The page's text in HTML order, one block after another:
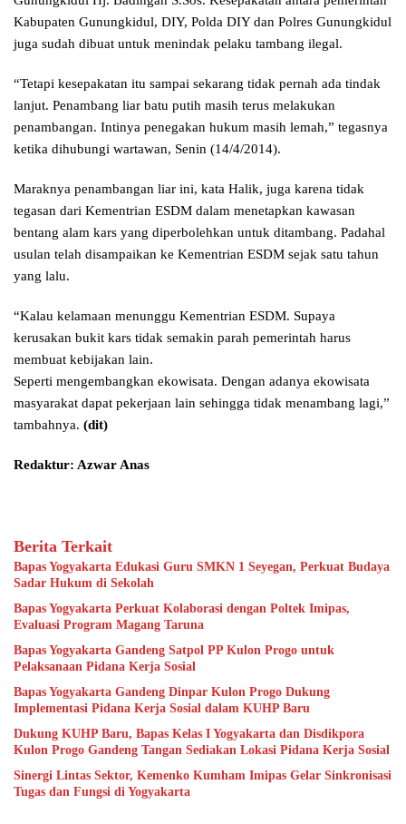
Kabupaten Gunungkidul, DIY, Polda DIY dan Polres Gunungkidul
juga sudah dibuat untuk menindak pelaku tambang ilegal.
“Tetapi kesepakatan itu sampai sekarang tidak pernah ada tindak
lanjut. Penambang liar batu putih masih terus melakukan
penambangan. Intinya penegakan hukum masih lemah,” tegasnya
ketika dihubungi wartawan, Senin (14/4/2014).
Maraknya penambangan liar ini, kata Halik, juga karena tidak
tegasan dari Kementrian ESDM dalam menetapkan kawasan
bentang alam kars yang diperbolehkan untuk ditambang. Padahal
usulan telah disampaikan ke Kementrian ESDM sejak satu tahun
yang lalu.
“Kalau kelamaan menunggu Kementrian ESDM. Supaya
kerusakan bukit kars tidak semakin parah pemerintah harus
membuat kebijakan lain.
Seperti mengembangkan ekowisata. Dengan adanya ekowisata
masyarakat dapat pekerjaan lain sehingga tidak menambang lagi,”
tambahnya. (dit)
Redaktur: Azwar Anas
Berita Terkait
Bapas Yogyakarta Edukasi Guru SMKN 1 Seyegan, Perkuat Budaya
Sadar Hukum di Sekolah
Bapas Yogyakarta Perkuat Kolaborasi dengan Poltek Imipas,
Evaluasi Program Magang Taruna
Bapas Yogyakarta Gandeng Satpol PP Kulon Progo untuk
Pelaksanaan Pidana Kerja Sosial
Bapas Yogyakarta Gandeng Dinpar Kulon Progo Dukung
Implementasi Pidana Kerja Sosial dalam KUHP Baru
Dukung KUHP Baru, Bapas Kelas I Yogyakarta dan Disdikpora
Kulon Progo Gandeng Tangan Sediakan Lokasi Pidana Kerja Sosial
Sinergi Lintas Sektor, Kemenko Kumham Imipas Gelar Sinkronisasi
Tugas dan Fungsi di Yogyakarta